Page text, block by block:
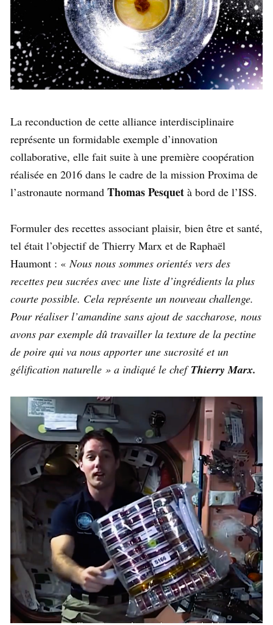
La reconduction de cette alliance interdisciplinaire
représente un formidable exemple d’innovation
collaborative, elle fait suite à une première coopération
réalisée en 2016 dans le cadre de la mission Proxima de
l’astronaute normand Thomas Pesquet à bord de l’ISS.
Formuler des recettes associant plaisir, bien être et santé,
tel était l’objectif de Thierry Marx et de Raphaël
Haumont : «Nous nous sommes orientés vers des
recettes peu sucrées avec une liste d’ingrédients la plus
courte possible. Cela représente un nouveau challenge.
Pour réaliser l’amandine sans ajout de saccharose, nous
avons par exemple dû travailler la texture de la pectine
de poire qui va nous apporter une sucrosité et un
gélification naturelle » a indiqué le chefThierry Marx.